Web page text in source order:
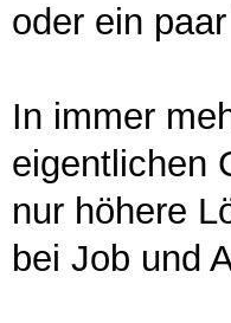
oder ein
In immer
eigentlichen
nur höhere
bei Job und